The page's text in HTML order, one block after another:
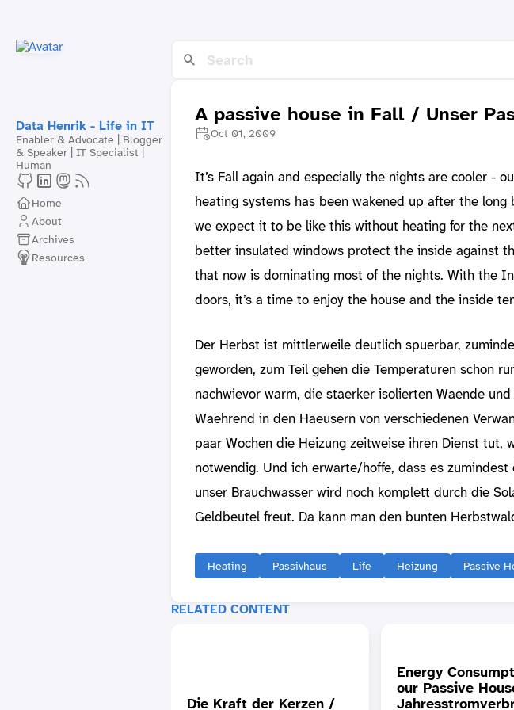
Data Henrik - Life in IT
Enabler & Advocate | Blogger
& Speaker | IT Specialist |
Human
Home
About
Archives
Resources
A passive house in Fall / Unser
Oct 01, 2009
It’s Fall again and especially the nights are cooler -
heating systems has been wakened up after the
we expect it to be like this without heating for the
better insulated windows protect the inside against
that now is dominating most of the nights. With the
doors, it’s a time to enjoy the house and the inside
Der Herbst ist mittlerweile deutlich spuerbar,
geworden, zum Teil gehen die Temperaturen schon
nachwievor warm, die staerker isolierten Waende
Waehrend in den Haeusern von verschiedenen
paar Wochen die Heizung zeitweise ihren Dienst tut,
notwendig. Und ich erwarte/hoffe, dass es
unser Brauchwasser wird noch komplett durch die
Geldbeutel freut. Da kann man den bunten
Heating Passivhaus Life Heizung Passive
RELATED CONTENT
Die Kraft der Kerzen /
Energy
our Passive